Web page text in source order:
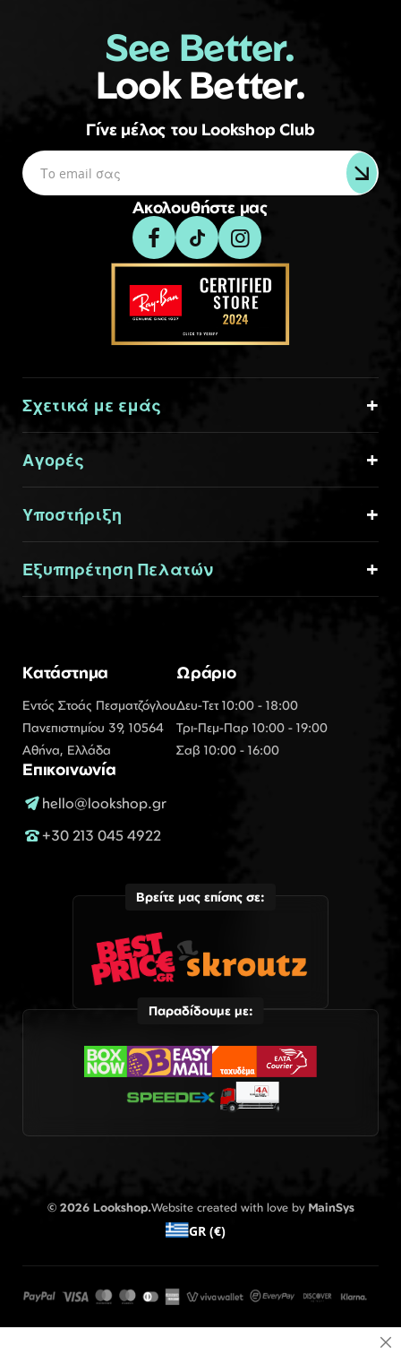
See Better.
Look Better.
Γίνε μέλος του Lookshop Club
Ακολουθήστε μας
Σχετικά με εμάς
Αγορές
Υποστήριξη
Εξυπηρέτηση Πελατών
Κατάστημα
Εντός Στοάς Πεσματζόγλου
Πανεπιστημίου 39, 10564
Αθήνα, Ελλάδα
Ωράριο
Δευ-Τετ 10:00 - 18:00
Τρι-Πεμ-Παρ 10:00 - 19:00
Σαβ 10:00 - 16:00
Επικοινωνία
hello@lookshop.gr
+30 213 045 4922
Βρείτε μας επίσης σε:
Παραδίδουμε με:
© 2026 Lookshop.Website created with love by MainSys
GR (€)